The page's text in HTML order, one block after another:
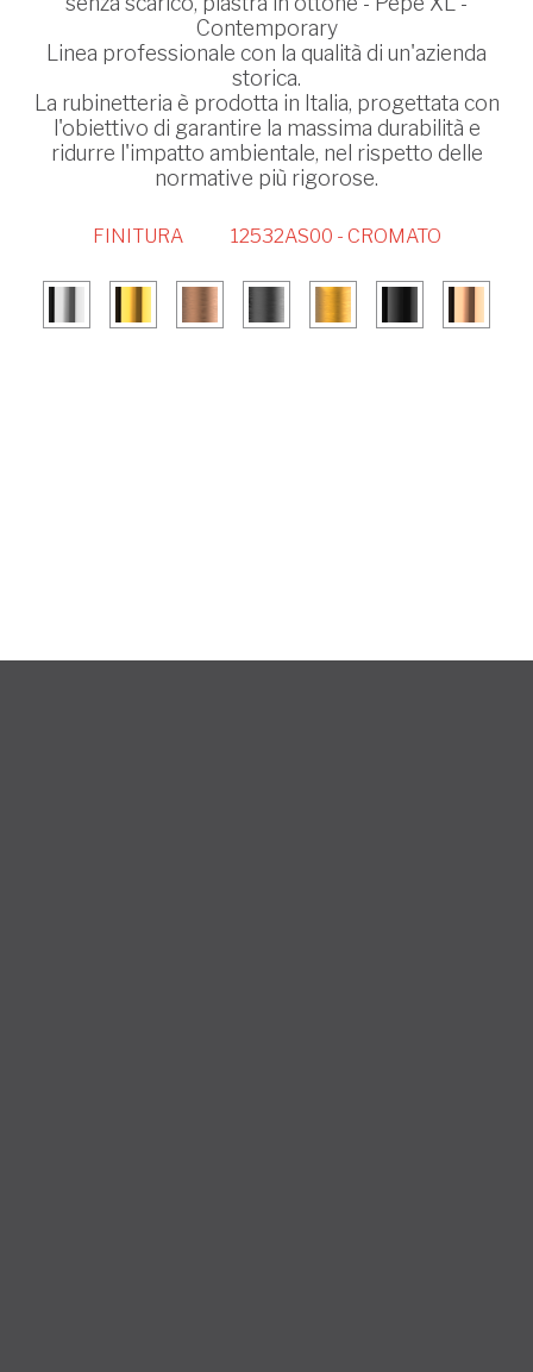
Contemporary
Linea professionale con la qualità di un'azienda
storica.
La rubinetteria è prodotta in Italia, progettata con
l'obiettivo di garantire la massima durabilità e
ridurre l'impatto ambientale, nel rispetto delle
normative più rigorose.
FINITURA 12532AS00 - CROMATO